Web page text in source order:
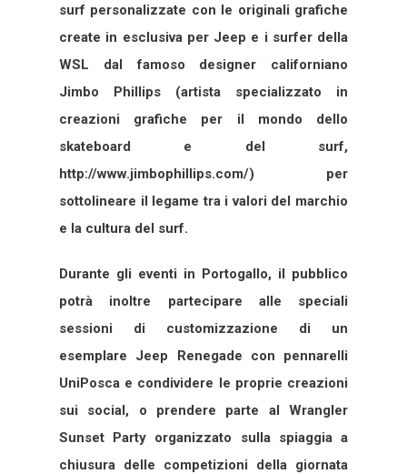
surf personalizzate con le originali grafiche
create in esclusiva per Jeep e i surfer della
WSL dal famoso designer californiano
Jimbo Phillips (artista specializzato in
creazioni grafiche per il mondo dello
skateboard e del surf,
http://www.jimbophillips.com/) per
sottolineare il legame tra i valori del marchio
e la cultura del surf.
Durante gli eventi in Portogallo, il pubblico
potrà inoltre partecipare alle speciali
sessioni di customizzazione di un
esemplare Jeep Renegade con pennarelli
UniPosca e condividere le proprie creazioni
sui social, o prendere parte al Wrangler
Sunset Party organizzato sulla spiaggia a
chiusura delle competizioni della giornata